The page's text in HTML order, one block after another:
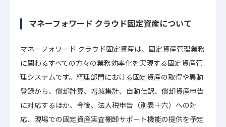
マネーフォワード クラウド固定資産について
マネーフォワード クラウド固定資産は、固定資産管理業務
に関わるすべての方々の業務効率化を実現する固定資産管
理システムです。経理部門における固定資産の取得や異動
登録から、償却計算、増減集計、自動仕訳、償却資産申告
に対応するほか、今後、法人税申告（別表十六）への対
応、現場での固定資産実査棚卸サポート機能の提供を予定